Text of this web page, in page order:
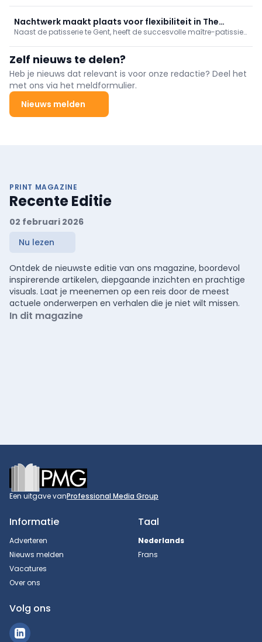
vader. Eén ding hebben ze gemeen. Ze kiezen beiden steevast
voor machines van Hein.
Nachtwerk maakt plaats voor flexibiliteit in The
Bakery
Naast de patisserie te Gent, heeft de succesvolle maître-patissier
Bakery een bezoek.
Zelf nieuws te delen?
Heb je nieuws dat relevant is voor onze redactie? Deel het
met ons via het meldformulier.
Nieuws melden
PRINT MAGAZINE
Recente Editie
02 februari 2026
Nu lezen
Ontdek de nieuwste editie van ons magazine, boordevol
inspirerende artikelen, diepgaande inzichten en prachtige
visuals. Laat je meenemen op een reis door de meest
actuele onderwerpen en verhalen die je niet wilt missen.
In dit magazine
Footer
Een uitgave vanProfessional Media Group
Informatie
Adverteren
Nieuws melden
Vacatures
Over ons
Taal
Nederlands
Frans
Volg ons